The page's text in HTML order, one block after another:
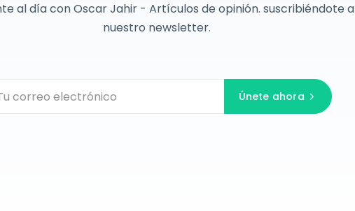
al día con Oscar Jahir - Artículos de opinión. suscribiéndote a
nuestro newsletter.
Únete ahora